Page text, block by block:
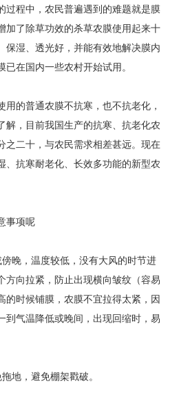
过程中，农民普遍遇到的难题就是膜
加了除草功效的杀草农膜使用起来十
保湿、透光好，并能有效地解决膜内
在国内一些农村开始试用。
的普通农膜不抗寒，也不抗老化，
解，目前我国生产的抗寒、抗老化农
之二十，与农民需求相差甚远。现在
、抗寒耐老化、长效多功能的新型农
事项呢
晚，温度较低，没有大风的时节进
方向拉紧，防止出现横向皱纹（容易
的时候铺膜，农膜不宜拉得太紧，因
到气温降低或晚间，出现回缩时，易
地，避免棚架戳破。